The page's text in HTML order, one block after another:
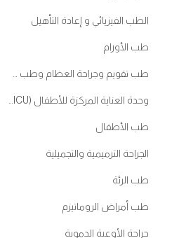
الطب الفيزيائي و إعادة التأهيل
طب الأورام
طب الأطفال
الجراحة الترميمية والتجميلية
طب الرئة
طب أمراض الروماتيزم
جراحة الأوعية الدموية